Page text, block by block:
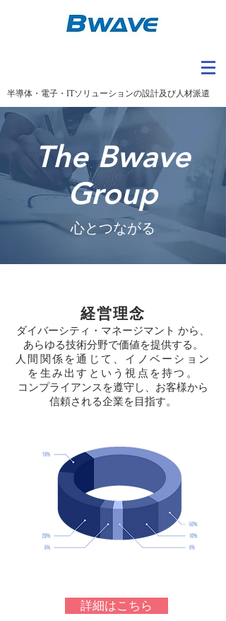
半導体・電子・ITソリューションの設計及び人材派遣
The Bwave
Group
心とつながる
経営理念
ダイバーシティ・マネージマント から、
あらゆる技術分野で価値を提供する。
​人間関係を通じて、イノベーション
を生み出すという視点を持つ。
コンプライアンスを遵守し、お客様から
信頼される企業を目指す。
詳細はこちら